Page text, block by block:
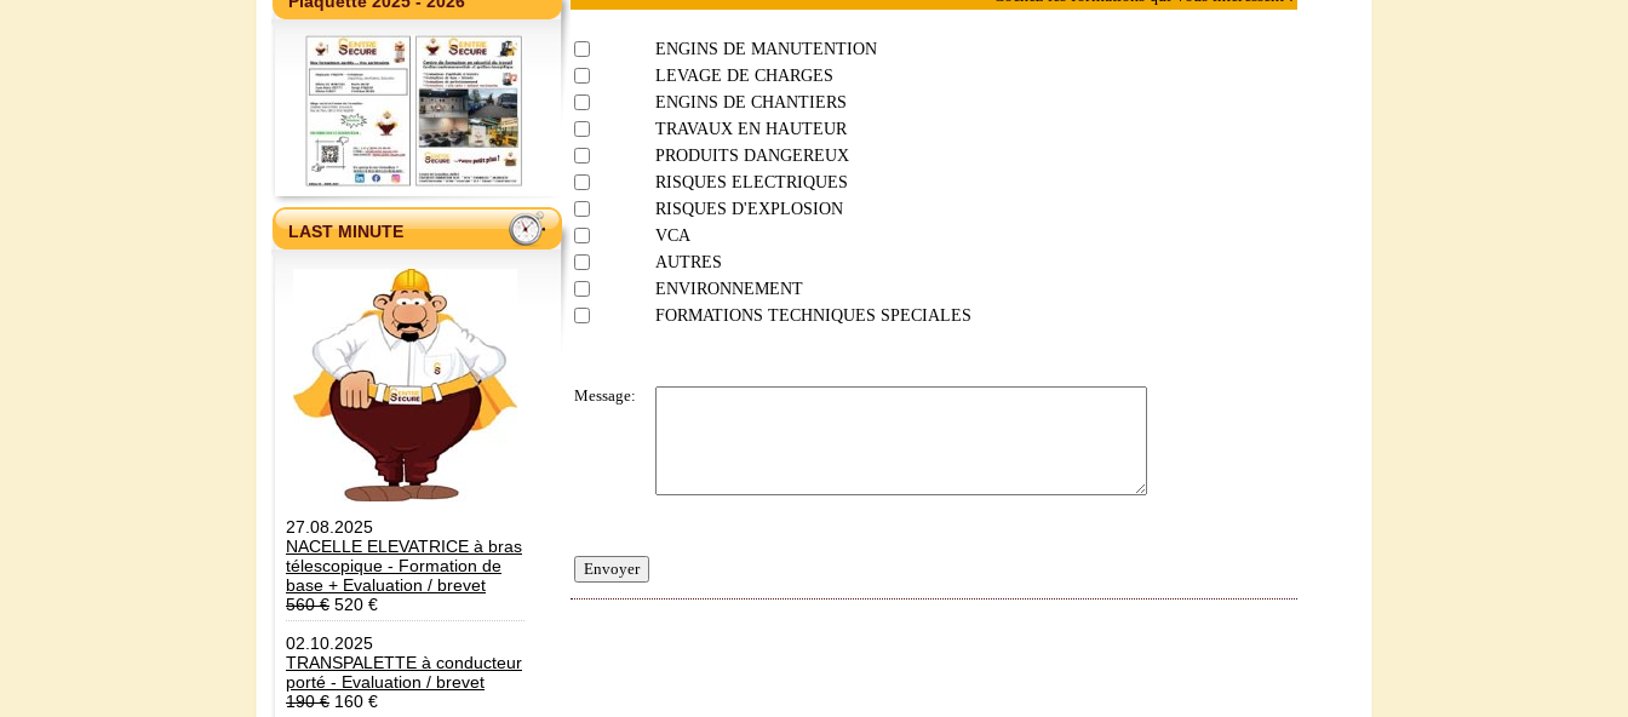
LAST MINUTE
27.08.2025
NACELLE ELEVATRICE à bras
télescopique - Formation de
base + Evaluation / brevet
560 € 520 €
02.10.2025
TRANSPALETTE à conducteur
porté - Evaluation / brevet
190 € 160 €
ENGINS DE MANUTENTION
LEVAGE DE CHARGES
ENGINS DE CHANTIERS
TRAVAUX EN HAUTEUR
PRODUITS DANGEREUX
RISQUES ELECTRIQUES
RISQUES D'EXPLOSION
VCA
AUTRES
ENVIRONNEMENT
FORMATIONS TECHNIQUES SPECIALES
Message:
Envoyer